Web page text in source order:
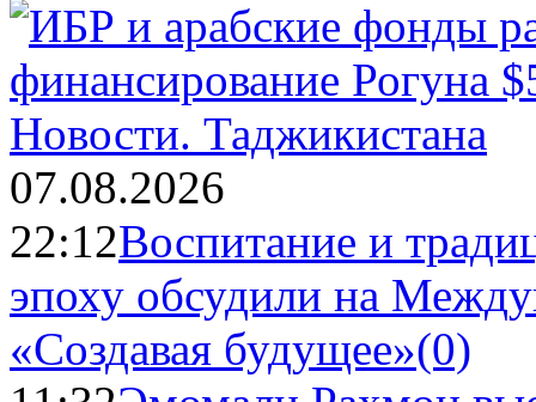
Новости. Таджикистана
07.08.2026
22:12Воспитание и
эпоху обсудили на
«Создавая будущее»(0)